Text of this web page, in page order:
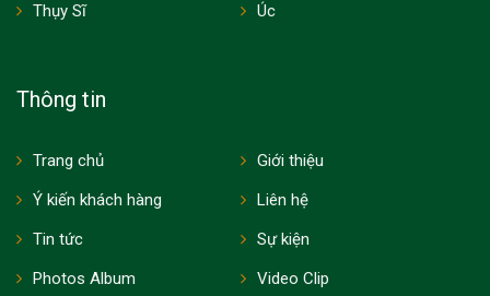
Thụy Sĩ
Úc
Thông tin
Trang chủ
Giới thiệu
Ý kiến khách hàng
Liên hệ
Tin tức
Sự kiện
Photos Album
Video Clip